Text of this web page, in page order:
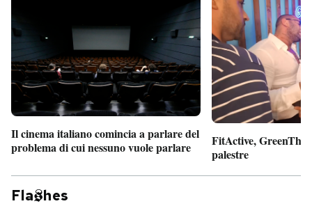
Il cinema italiano comincia a parlare del
problema di cui nessuno vuole parlare
FitActive,
palestre
Fla hes